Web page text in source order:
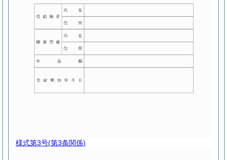
様式第3号(第3条関係)